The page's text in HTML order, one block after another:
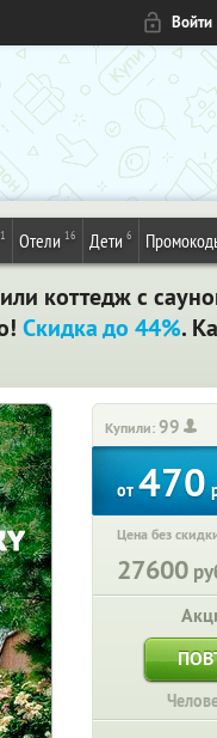
Войти
1 Отели 16 Дети 6
коттедж с
Скидка до 44%.
Купили:99
от470
Цена без
27600